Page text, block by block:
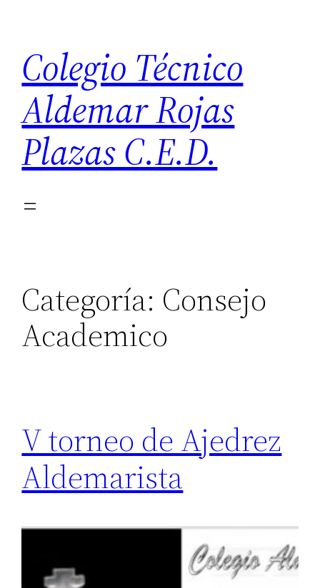
contenido
Colegio Técnico
Aldemar Rojas
Plazas C.E.D.
Categoría: Consejo
Academico
V torneo de Ajedrez
Aldemarista